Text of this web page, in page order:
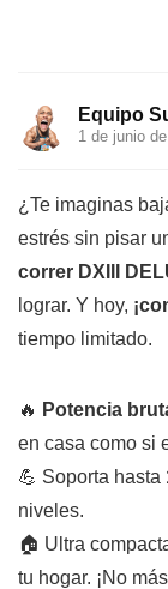
Equipo
1 de junio
¿Te imaginas
estrés sin pisar
correr DXIII
lograr. Y hoy,
tiempo limitado.
🔥 Potencia
en casa como si
💪 Soporta hasta
niveles.
🏠 Ultra
tu hogar. ¡No